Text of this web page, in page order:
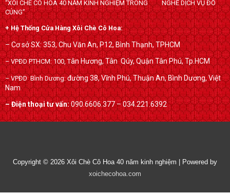
o
k
r
-
p
l
u
s
“XÔI CHÈ CÔ HOA 40 NĂM KINH NGHIỆM TRONG NGHỀ DỊCH VỤ ĐỒ
CÚNG”
+ Hệ Thống Cửa Hàng Xôi Chè Cô Hoa:
– Cơ sở SX: 353, Chu Văn An, P12, Bình Thạnh, TPHCM
– VPĐD PTHCM: 100, Tân Hương, Tân Qúy,Quận Tân Phú, Tp.HCM
– VPĐD Bình Dương:đường 38, Vĩnh Phú, Thuận An, Bình Dương, Việt
Nam
– Điện thoại tư vấn:090.6606.377 – 034.221.6392
Copyright © 2026 Xôi Chè Cô Hoa 40 năm kinh nghiệm | Powered by
xoichecohoa.com